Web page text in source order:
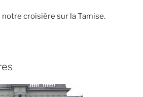
croisière sur la Tamise.